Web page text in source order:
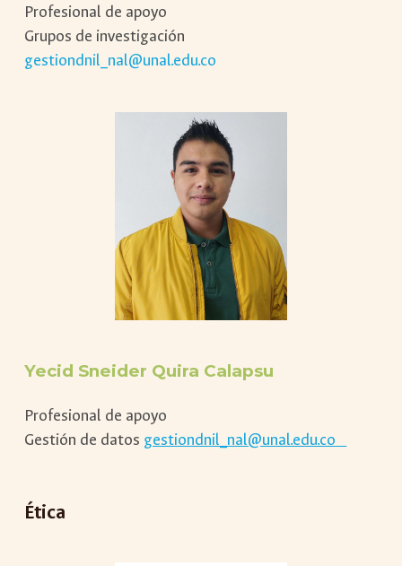
Profesional de apoyo
Grupos de investigación
gestiondnil_nal@unal.edu.co
Yecid Sneider Quira Calapsu
Profesional de apoyo
Gestión de datos gestiondnil_nal@unal.edu.co
Ética